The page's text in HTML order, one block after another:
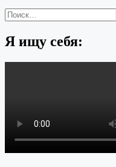
Искать:
Я ищу себя: